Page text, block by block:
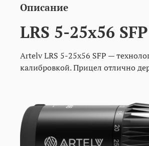
Описание
LRS 5-25x56 SFP
Artelv LRS 5-25x56 SFP —
калибровкой. Прицел отлично